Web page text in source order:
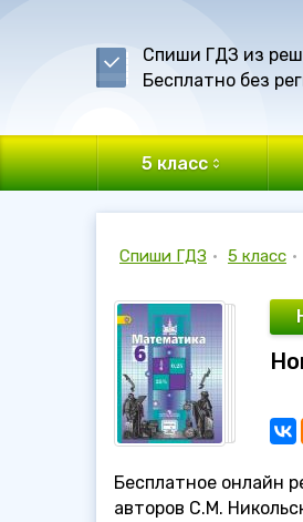
Спиши ГДЗ из
Бесплатно без
5 класс
Спиши ГДЗ • 5 класс •
Бесплатное онлайн
авторов С.М.